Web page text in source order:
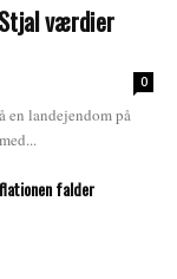
værdier
0
en landejendom på
falder